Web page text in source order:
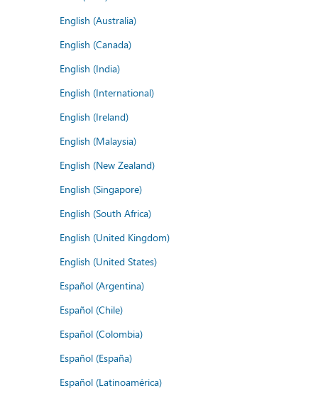
English (Australia)
English (Canada)
English (India)
English (International)
English (Ireland)
English (Malaysia)
English (New Zealand)
English (Singapore)
English (South Africa)
English (United Kingdom)
English (United States)
Español (Argentina)
Español (Chile)
Español (Colombia)
Español (España)
Español (Latinoamérica)